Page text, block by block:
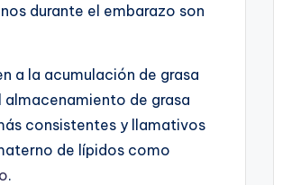
durante el embarazo son
a la acumulación de grasa
de grasa
consistentes y llamativos
de lípidos como
.